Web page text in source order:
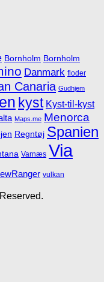
Bornholm Bornholm
Danmark floder
Canaria Gudhjem
kyst Kyst-til-kyst
Maps.me Menorca
Regntøj Spanien
Varnæs Via
vulkan